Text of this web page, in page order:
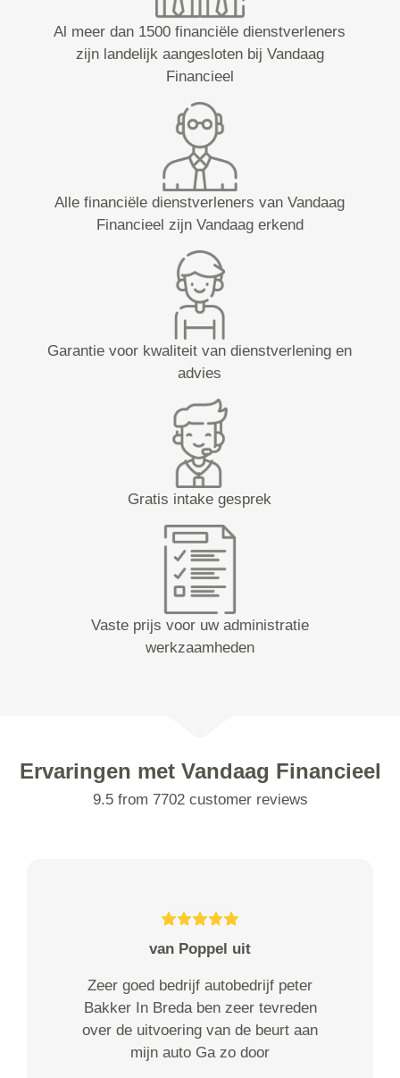
Al meer dan 1500 financiële dienstverleners
zijn landelijk aangesloten bij Vandaag
Financieel
Alle financiële dienstverleners van Vandaag
Financieel zijn Vandaag erkend
Garantie voor kwaliteit van dienstverlening en
advies
Gratis intake gesprek
Vaste prijs voor uw administratie
werkzaamheden
Ervaringen met Vandaag Financieel
9.5 from 7702 customer reviews
van Poppel uit
Zeer goed bedrijf autobedrijf peter
Bakker In Breda ben zeer tevreden
over de uitvoering van de beurt aan
mijn auto Ga zo door